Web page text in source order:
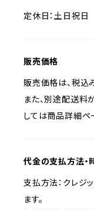
定休日：土日祝日
販売価格
販売価格は、税込
また、別途配送料
しては商品詳細ペ
代金の支払方法・
支払方法：クレジ
ます。